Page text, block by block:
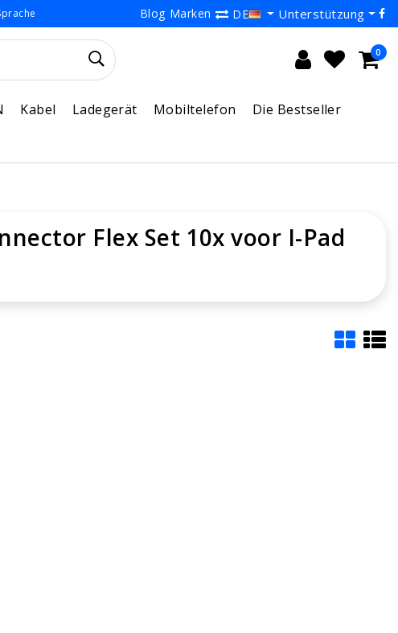
Blog Marken DE Unterstützung
0
Kabel Ladegerät Mobiltelefon
Die Bestseller
Flex Set 10x voor I-Pad